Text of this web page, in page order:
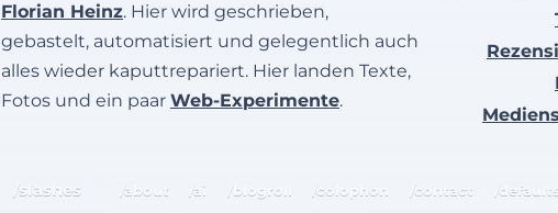
Florian Heinz. Hier wird geschrieben,
gebastelt, automatisiert und gelegentlich auch
alles wieder kaputtrepariert. Hier landen Texte,
Fotos und ein paar Web-Experimente.
/slashes /about /ai /blogroll /colophon /contact /defaults